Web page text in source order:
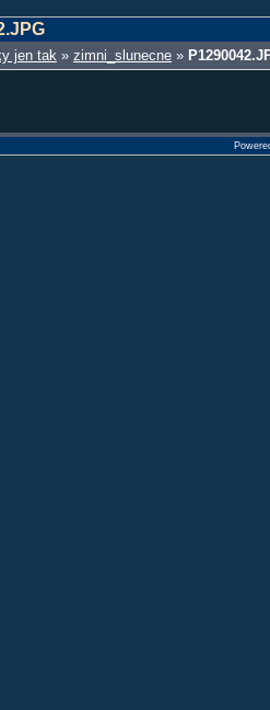
jen tak » zimni_slunecne »